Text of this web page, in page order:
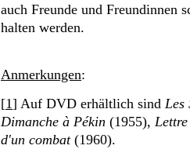
auch Freunde und Freundinnen
halten werden.
Anmerkungen:
[1] Auf DVD erhältlich sind Les
Dimanche à Pékin (1955),
d'un combat(1960).